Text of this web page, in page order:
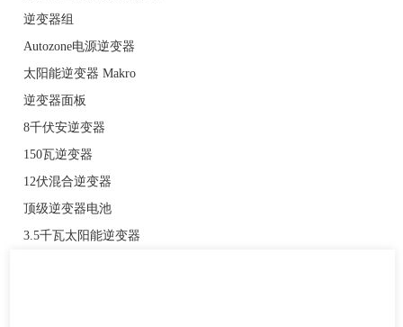
逆变器组
Autozone电源逆变器
太阳能逆变器 Makro
逆变器面板
8千伏安逆变器
150瓦逆变器
12伏混合逆变器
顶级逆变器电池
3.5千瓦太阳能逆变器